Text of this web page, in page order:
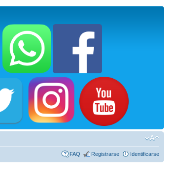
FAQ Registrarse Identificarse